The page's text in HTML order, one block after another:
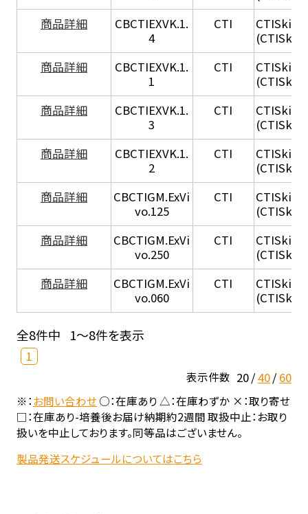
商品詳細
CBCTIEXVK.1.
4
CTI
商品詳細
CBCTIEXVK.1.
1
CTI
商品詳細
CBCTIEXVK.1.
3
CTI
商品詳細
CBCTIEXVK.1.
2
CTI
商品詳細
CBCTIGM.ExVi
vo.125
CTI
CTISkin®
商品詳細
CBCTIGM.ExVi
vo.250
CTI
CTISkin®
商品詳細
CBCTIGM.ExVi
vo.060
CTI
CTISkin®
全8件中 1～8件を表示
1
表示件数 20 40 60
※：お問い合わせ○：在庫あり △：在庫わずか ×：取り寄せ
□：在庫あり-培養後お届け納期約2週間 取扱中止：お取り
扱いを中止しております。同等品はございません。
製品発送スケジュールについてはこちら